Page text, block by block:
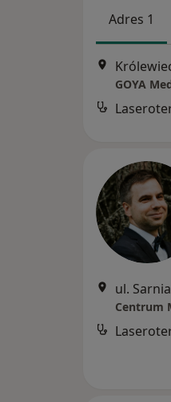
Adres 1
GOYA
Centrum